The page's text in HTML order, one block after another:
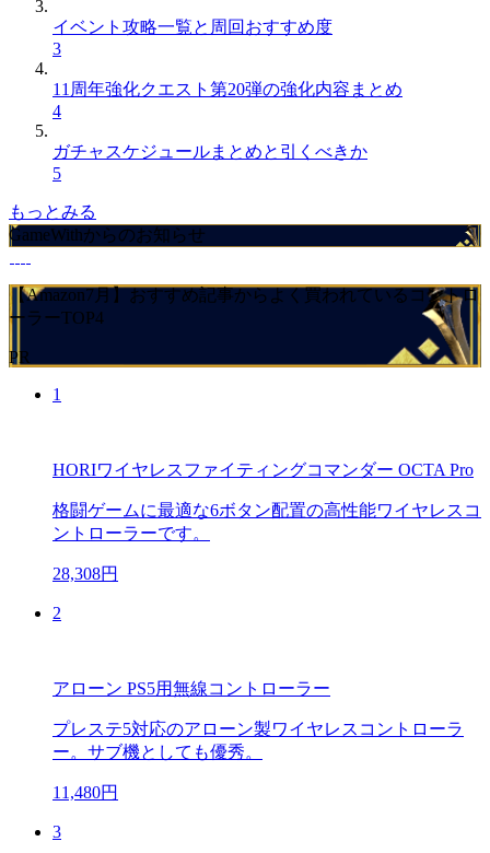
イベント攻略一覧と周回おすすめ度
3
11周年強化クエスト第20弾の強化内容まとめ
4
ガチャスケジュールまとめと引くべきか
5
もっとみる
GameWithからのお知らせ
【Amazon7月】おすすめ記事からよく買われているコントロ
ーラーTOP4
PR
1
HORIワイヤレスファイティングコマンダー OCTA Pro
格闘ゲームに最適な6ボタン配置の高性能ワイヤレスコ
ントローラーです。
28,308円
2
アローン PS5用無線コントローラー
プレステ5対応のアローン製ワイヤレスコントローラ
ー。サブ機としても優秀。
11,480円
3